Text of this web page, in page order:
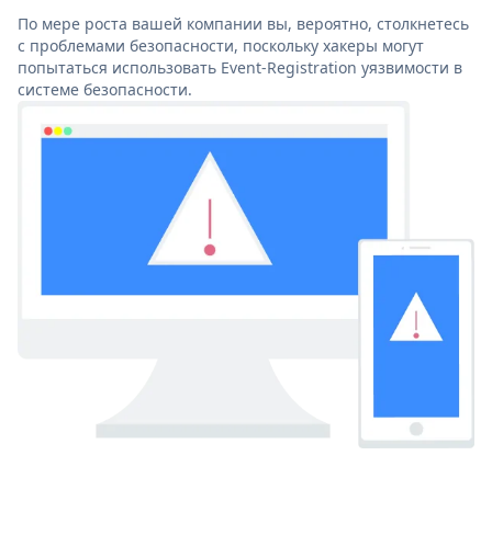
По мере роста вашей компании вы, вероятно, столкнетесь
с проблемами безопасности, поскольку хакеры могут
попытаться использовать Event-Registration уязвимости в
системе безопасности.